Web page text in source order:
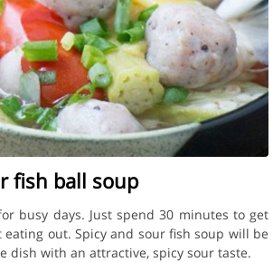
fish ball soup
busy days. Just spend 30 minutes to get
out. Spicy and sour fish soup will be
dish with an attractive, spicy sour taste.